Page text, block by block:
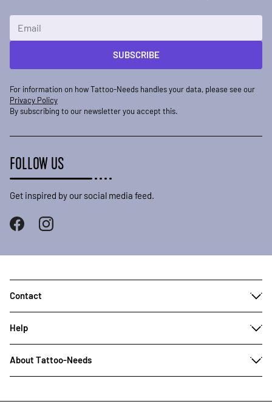
SUBSCRIBE
For information on how Tattoo-Needs handles your data, please see our
Privacy Policy
By subscribing to our newsletter you accept this.
FOLLOW US
Get inspired by our social media feed.
Contact
Help
About Tattoo-Needs